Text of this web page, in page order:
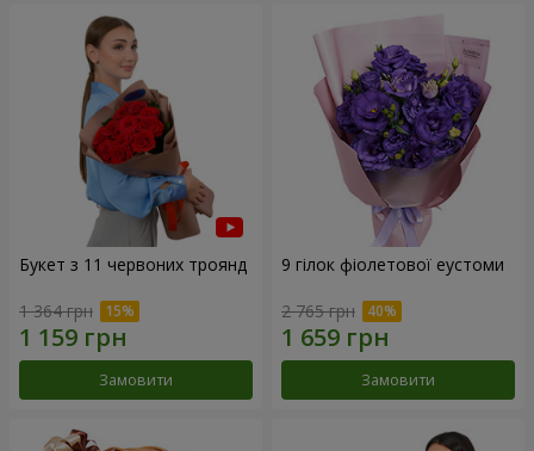
Букет з 11 червоних троянд
1 364 грн
Замовити
9 гілок фіолетової еустоми
2 765 грн
Замовити